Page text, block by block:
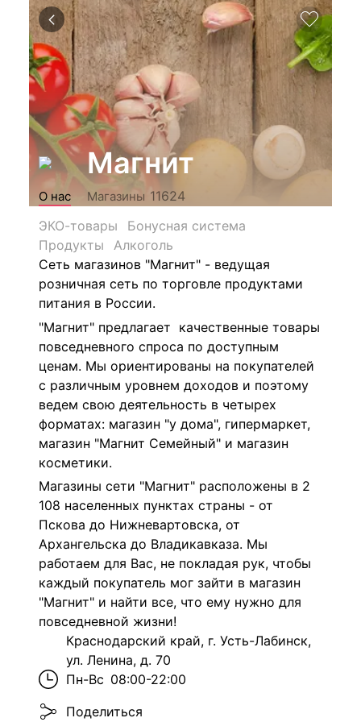
Магнит
О нас Магазины 11624
ЭКО-товары
Бонусная система
Продукты
Алкоголь
Сеть магазинов "Магнит" - ведущая
розничная сеть по торговле продуктами
питания в России.
"Магнит" предлагает качественные товары
повседневного спроса по доступным
ценам. Мы ориентированы на покупателей
с различным уровнем доходов и поэтому
ведем свою деятельность в четырех
форматах: магазин "у дома", гипермаркет,
магазин "Магнит Семейный" и магазин
косметики.
Магазины сети "Магнит" расположены в 2
108 населенных пунктах страны - от
Пскова до Нижневартовска, от
Архангельска до Владикавказа. Мы
работаем для Вас, не покладая рук, чтобы
каждый покупатель мог зайти в магазин
"Магнит" и найти все, что ему нужно для
повседневной жизни!
Краснодарский край, г. Усть-Лабинск,
ул. Ленина, д. 70
Пн-Вс 08:00-22:00
Поделиться